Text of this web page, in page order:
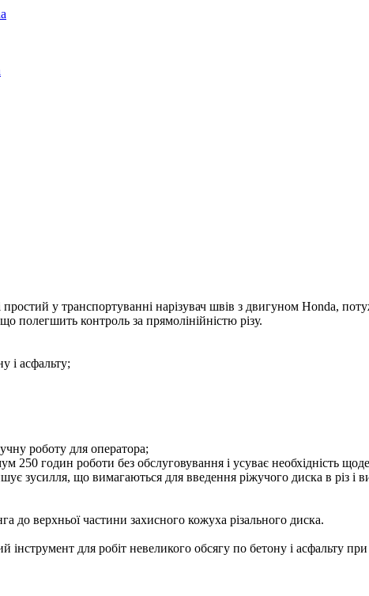
у транспортуванні нарізувач швів з двигуном Honda,
полегшить контроль за прямолінійністю різу.
і асфальту;
роботу для оператора;
250 годин роботи без обслуговування і усуває необхідність
зусилля, що вимагаються для введення ріжучого диска в різ і
верхньої частини захисного кожуха різального диска.
для робіт невеликого обсягу по бетону і асфальту